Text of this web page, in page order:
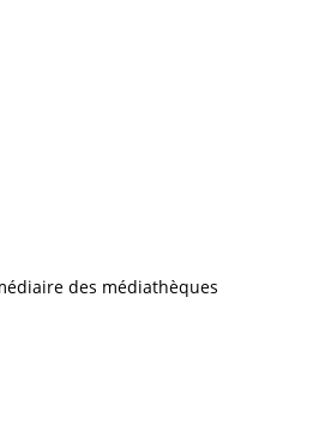
des médiathèques